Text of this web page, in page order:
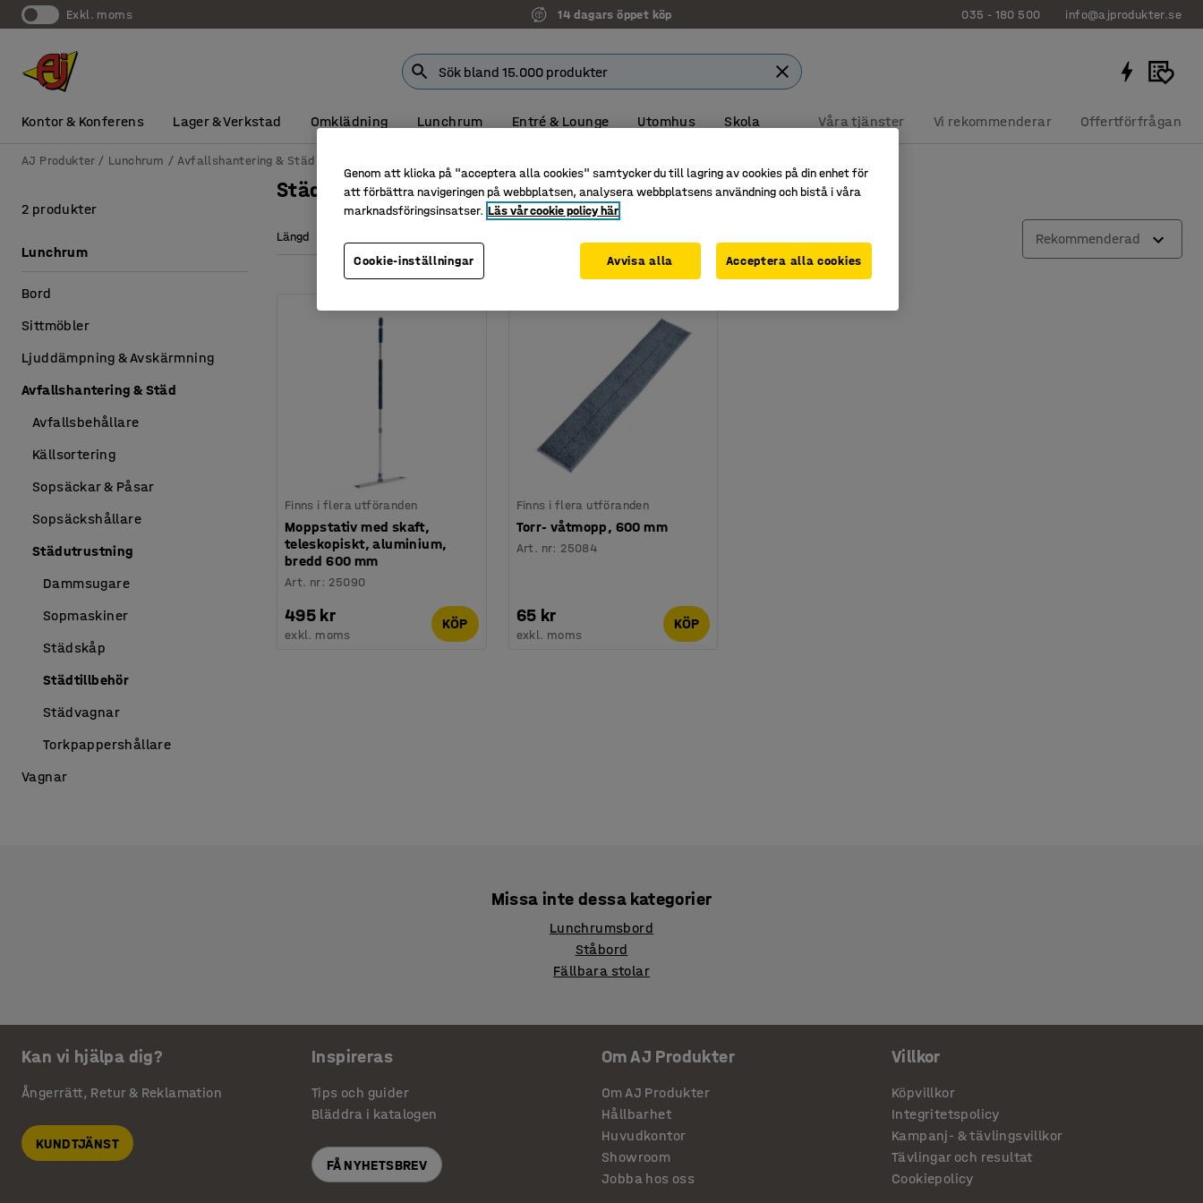
exkl. moms 14 dagars öppet köp 035 - 180 500 info@ajprodukter.se
Kontor & Konferens Lager & Verkstad Omklädning Lunchrum Entré & Lounge Utomhus Skola Våra tjänster Vi rekommenderar Offertförfrågan
AJ Produkter Lunchrum Avfallshantering & Städ
Städtillbehör
Längd Rekommenderad
Finns i flera utföranden
Moppstativ med skaft,
teleskopiskt, aluminium,
bredd 600 mm
Art. nr: 25090
495 kr
exkl. moms
KÖP
Finns i flera utföranden
Torr- våtmopp, 600 mm
Art. nr: 25084
65 kr
exkl. moms
KÖP
2 produkter
Lunchrum
Bord
Sittmöbler
Ljuddämpning & Avskärmning
Avfallshantering & Städ
Avfallsbehållare
Källsortering
Sopsäckar & Påsar
Sopsäckshållare
Städutrustning
Dammsugare
Sopmaskiner
Städskåp
Städtillbehör
Städvagnar
Torkpappershållare
Vagnar
Missa inte dessa kategorier
Lunchrumsbord
Ståbord
Fällbara stolar
Kan vi hjälpa dig?
Ångerrätt, Retur & Reklamation
KUNDTJÄNST
Inspireras
Tips och guider
Bläddra i katalogen
FÅ NYHETSBREV
Om AJ Produkter
Om AJ Produkter
Hållbarhet
Huvudkontor
Showroom
Jobba hos oss
Villkor
Köpvillkor
Integritetspolicy
Kampanj- & tävlingsvillkor
Tävlingar och resultat
Cookiepolicy
Genom att klicka på "acceptera alla cookies" samtycker du till lagring av cookies på din enhet för
att förbättra navigeringen på webbplatsen, analysera webbplatsens användning och bistå i våra
marknadsföringsinsatser. Läs vår cookie policy här
Cookie-inställningar Avvisa alla Acceptera alla cookies